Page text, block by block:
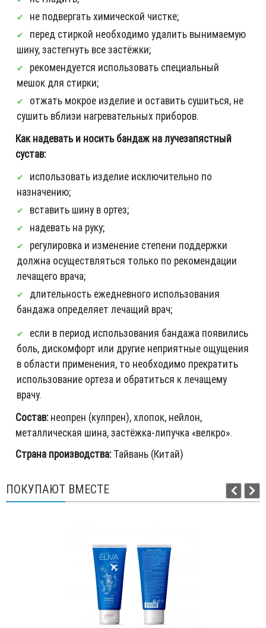
не подвергать химической чистке;
перед стиркой необходимо удалить вынимаемую
шину, застегнуть все застёжки;
рекомендуется использовать специальный
мешок для стирки;
отжать мокрое изделие и оставить сушиться, не
сушить вблизи нагревательных приборов.
Как надевать и носить бандаж на лучезапястный
сустав:
использовать изделие исключительно по
назначению;
вставить шину в ортез;
надевать на руку;
регулировка и изменение степени поддержки
должна осуществляться только по рекомендации
лечащего врача;
длительность ежедневного использования
бандажа определяет лечащий врач;
если в период использования бандажа появились
боль, дискомфорт или другие неприятные ощущения
в области применения, то необходимо прекратить
использование ортеза и обратиться к лечащему
врачу.
Состав:неопрен (кулпрен), хлопок, нейлон,
металлическая шина, застёжка-липучка «велкро».
Страна производства:Тайвань (Китай)
ПОКУПАЮТ ВМЕСТЕ